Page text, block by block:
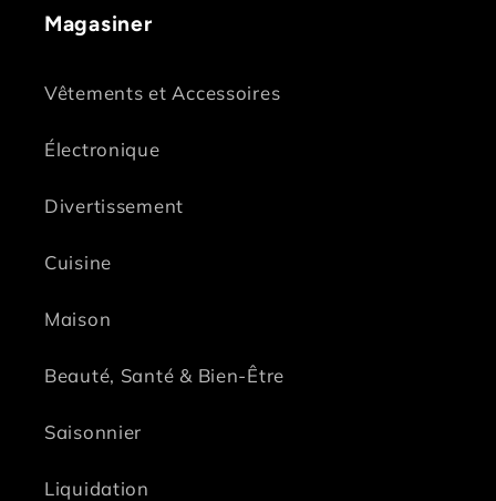
Magasiner
Vêtements et Accessoires
Électronique
Divertissement
Cuisine
Maison
Beauté, Santé & Bien-Être
Saisonnier
Liquidation